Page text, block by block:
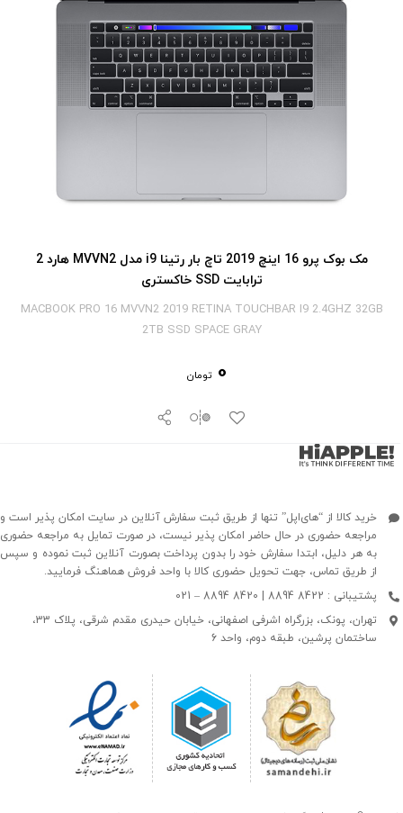
مک بوک پرو 16 اینچ 2019 تاچ بار رتینا i9 مدل MVVN2 هارد 2
ترابایت SSD خاکستری
MACBOOK PRO 16 MVVN2 2019 RETINA TOUCHBAR I9 2.4GHZ 32GB
2TB SSD SPACE GRAY
0 تومان
خرید کالا از “های‌اپل” تنها از طریق ثبت سفارش آنلاین در سایت امکان پذیر است و
مراجعه حضوری در حال حاضر امکان پذیر نیست، در صورت تمایل به مراجعه حضوری
به هر دلیل، ابتدا سفارش خود را بدون پرداخت بصورت آنلاین ثبت نموده و سپس
از طریق تماس، جهت تحویل حضوری کالا با واحد فروش هماهنگ فرمایید.
پشتیبانی : 8422 8894 | 8420 8894 – 021
تهران، پونک، بزرگراه اشرفی اصفهانی، خیابان حیدری مقدم شرقی، پلاک 33،
ساختمان پرشین، طبقه دوم، واحد 6